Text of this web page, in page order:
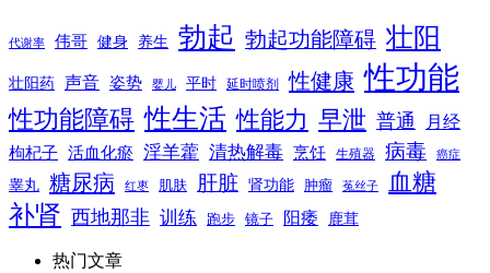
代谢率 伟哥 健身 养生 勃起 勃起功能障碍 壮阳
壮阳药 声音 姿势 婴儿 平时 延时喷剂 性健康 性功能
性功能障碍 性生活 性能力 早泄 普通 月经
枸杞子 活血化瘀 淫羊藿 清热解毒 烹饪 生殖器 病毒 癌症
睾丸 糖尿病 红枣 肌肤 肝脏 肾功能 肿瘤 菟丝子 血糖
补肾 西地那非 训练 跑步 镜子 阳痿 鹿茸
热门文章